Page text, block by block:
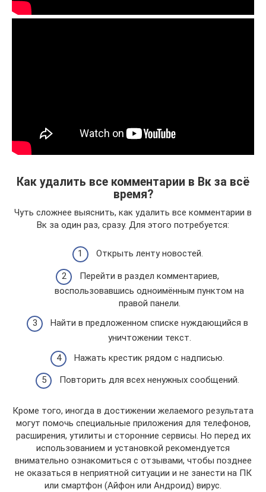
Как удалить все комментарии в Вк за всё
время?
Чуть сложнее выяснить, как удалить все комментарии в
Вк за один раз, сразу. Для этого потребуется:
Открыть ленту новостей.
Перейти в раздел комментариев,
воспользовавшись одноимённым пунктом на
правой панели.
Найти в предложенном списке нуждающийся в
уничтожении текст.
Нажать крестик рядом с надписью.
Повторить для всех ненужных сообщений.
Кроме того, иногда в достижении желаемого результата
могут помочь специальные приложения для телефонов,
расширения, утилиты и сторонние сервисы. Но перед их
использованием и установкой рекомендуется
внимательно ознакомиться с отзывами, чтобы позднее
не оказаться в неприятной ситуации и не занести на ПК
или смартфон (Айфон или Андроид) вирус.